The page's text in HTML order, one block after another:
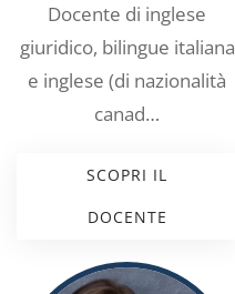
Docente di inglese
giuridico, bilingue italiana
e inglese (di nazionalità
canad…
SCOPRI IL
DOCENTE